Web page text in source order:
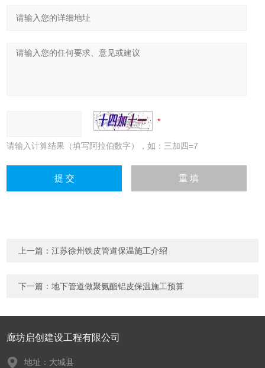
请输入计算结果（填写阿拉伯数字），如：三加四=7
上一篇：江苏徐州铁皮管道保温施工介绍
下一篇：地下管道做聚氨酯铝皮保温施工预算
廊坊启创建设工程有限公司
地址：大城县